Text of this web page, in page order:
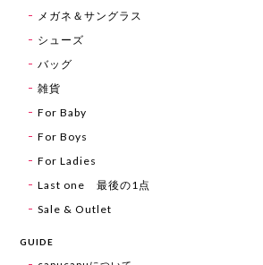
メガネ＆サングラス
シューズ
バッグ
雑貨
For Baby
For Boys
For Ladies
Last one 最後の1点
Sale & Outlet
GUIDE